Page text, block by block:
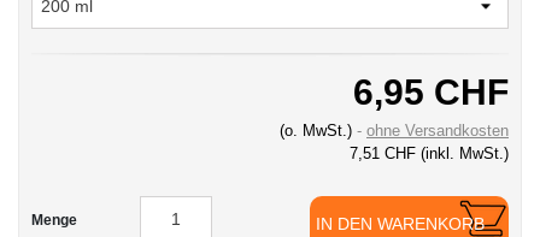
6,95 CHF
(o. MwSt.)
ohne Versandkosten
7,51 CHF (inkl. MwSt.)
Menge IN DEN WARENKORB